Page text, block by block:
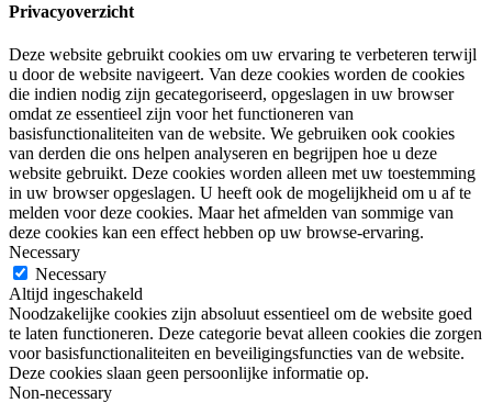
Privacyoverzicht
Deze website gebruikt cookies om uw ervaring te verbeteren terwijl
u door de website navigeert. Van deze cookies worden de cookies
die indien nodig zijn gecategoriseerd, opgeslagen in uw browser
omdat ze essentieel zijn voor het functioneren van
basisfunctionaliteiten van de website. We gebruiken ook cookies
van derden die ons helpen analyseren en begrijpen hoe u deze
website gebruikt. Deze cookies worden alleen met uw toestemming
in uw browser opgeslagen. U heeft ook de mogelijkheid om u af te
melden voor deze cookies. Maar het afmelden van sommige van
deze cookies kan een effect hebben op uw browse-ervaring.
Necessary
Necessary
Altijd ingeschakeld
Noodzakelijke cookies zijn absoluut essentieel om de website goed
te laten functioneren. Deze categorie bevat alleen cookies die zorgen
voor basisfunctionaliteiten en beveiligingsfuncties van de website.
Deze cookies slaan geen persoonlijke informatie op.
Non-necessary